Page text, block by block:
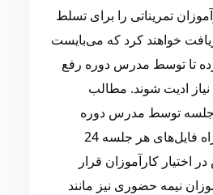
تمریناتی را برای تسلط
خواهند کرد که می‌بایست
تا توسط مدرس دوره رفع
ادیت شوند. مطالب
توسط مدرس دوره
ضبط شده و به همراه فایل‌های هر جلسه 24
اختیار کارآموزان قرار
نیمه حضوری نیز مانند